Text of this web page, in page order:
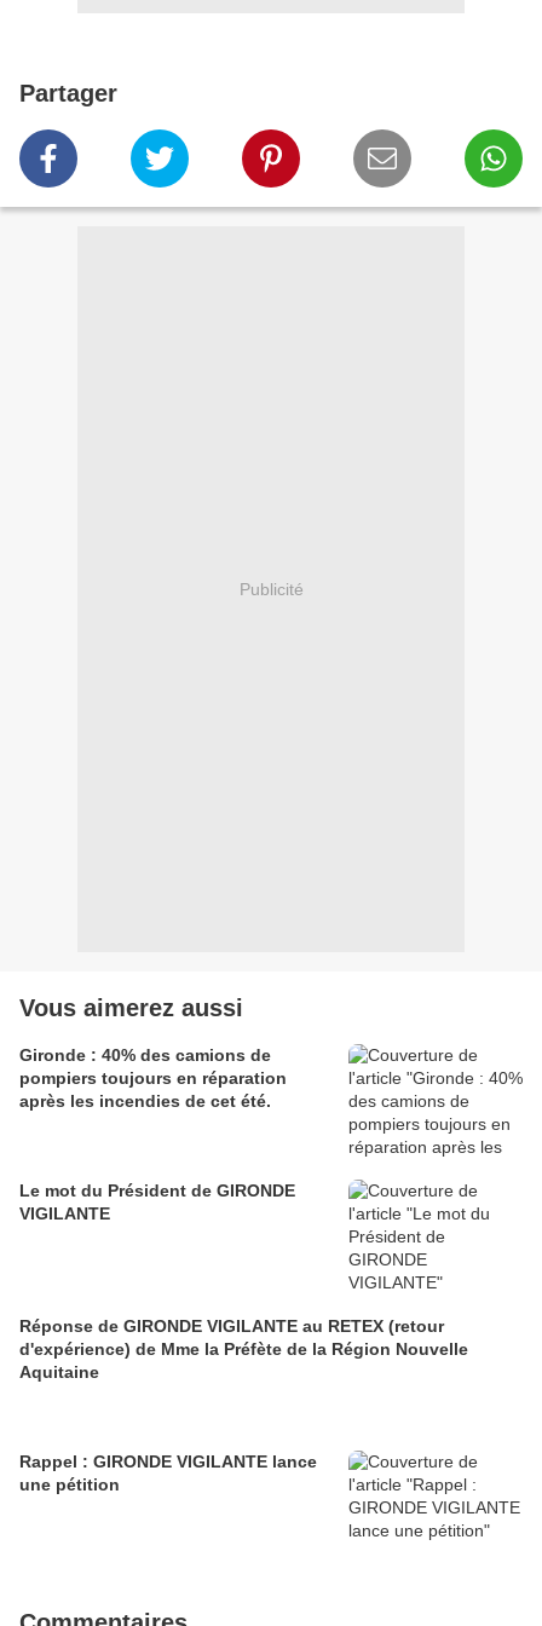
Partager
Publicité
Vous aimerez aussi
Gironde : 40% des camions de
pompiers toujours en réparation
après les incendies de cet été.
Le mot du Président de GIRONDE
VIGILANTE
Réponse de GIRONDE VIGILANTE au RETEX (retour
d'expérience) de Mme la Préfète de la Région Nouvelle
Aquitaine
Rappel : GIRONDE VIGILANTE lance
une pétition